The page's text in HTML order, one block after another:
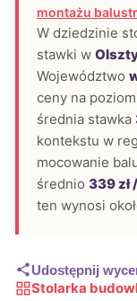
montażu
W dziedzinie
stawki w
Województwo
ceny na
średnia stawka
kontekstu w
mocowanie
średnio 339 zł
ten wynosi
Udostępnij
Stolarka